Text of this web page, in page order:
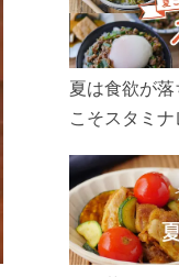
こめ油をも
ぜひお楽し
夏は食欲が
こそスタミ
リ食べて、
う！